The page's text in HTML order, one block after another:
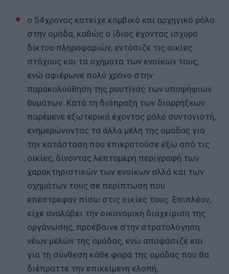
ο 54χρονος κατείχε κομβικό και αρχηγικό ρόλο
στην ομάδα, καθώς ο ίδιος έχοντας ισχυρό
δίκτυο πληροφοριών, εντόπιζε τις οικίες
στόχους και τα οχήματα των ενοίκων τους,
ενώ αφιέρωνε πολύ χρόνο στην
παρακολούθηση της ρουτίνας των υποψήφιων
θυμάτων. Κατά τη διάπραξη των διαρρήξεων
παρέμενε εξωτερικά έχοντας ρόλο συντονιστή,
ενημερώνοντας τα άλλα μέλη της ομάδας για
την κατάσταση που επικρατούσε έξω από τις
οικίες, δίνοντας λεπτομερή περιγραφή των
χαρακτηριστικών των ενοίκων αλλά και των
οχημάτων τους σε περίπτωση που
επέστρεφαν πίσω στις οικίες τους. Επιπλέον,
είχε αναλάβει την οικονομική διαχείριση της
οργάνωσης, προέβαινε στην στρατολόγηση
νέων μελών της ομάδας, ενώ αποφάσιζε και
για τη σύνθεση κάθε φορά της ομάδας που θα
διέπραττε την επικείμενη κλοπή,